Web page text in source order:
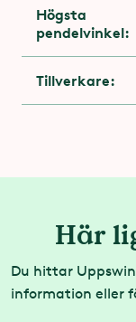
Högsta
pendelvinkel:
Tillverkare:
Här
Du hittar
information eller